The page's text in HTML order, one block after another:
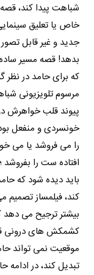
شباهت پیدا کند،
خاص یا تعلیق
جدید و غیر قابل
بدهد! قصه مسیر
که برای حامد در
مرسوم تلویزیونی
پیوند قلب خواهرش
خونسردی و منفعل
را می فروشد یا می
افتاده ست را
باید دیده شود که
کند، فیلمساز
بیشتر ترجیح می دهد
کشمکش های درونی
موقعیت نمی تواند
تبدیل کند، در ادامه